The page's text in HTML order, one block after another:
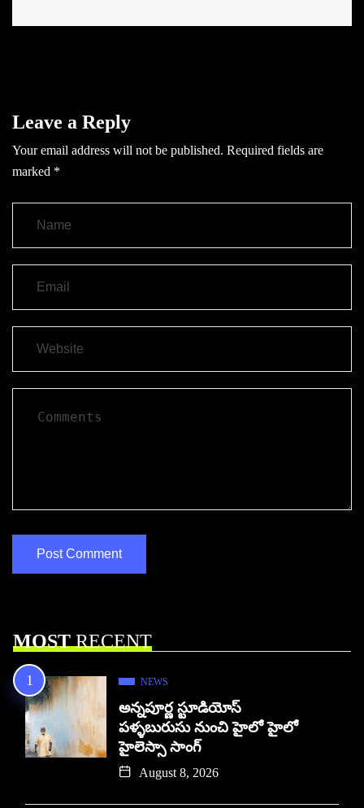
Leave a Reply
Your email address will not be published. Required fields are
marked *
MOSTRECENT
NEWS
అన్నపూర్ణ స్టూడియోస్
పళ్ళబురుసు నుంచి హైలో హైలో
హైలెస్సా సాంగ్
August 8, 2026